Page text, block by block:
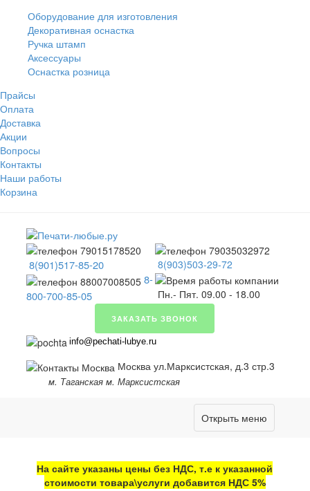
Оборудование для изготовления
Декоративная оснастка
Ручка штамп
Аксессуары
Оснастка розница
Прайсы
Оплата
Доставка
Акции
Вопросы
Контакты
Наши работы
Корзина
8(901)517-85-20
8-
800-700-85-05
8(903)503-29-72
Пн.- Пят. 09.00 - 18.00
ЗАКАЗАТЬ ЗВОНОК
info@pechati-lubye.ru
Москва ул.Марксистская, д.3 стр.3
м. Таганская м. Марксистская
Открыть меню
На сайте указаны цены без НДС, т.е к указанной
стоимости товара\услуги добавится НДС 5%